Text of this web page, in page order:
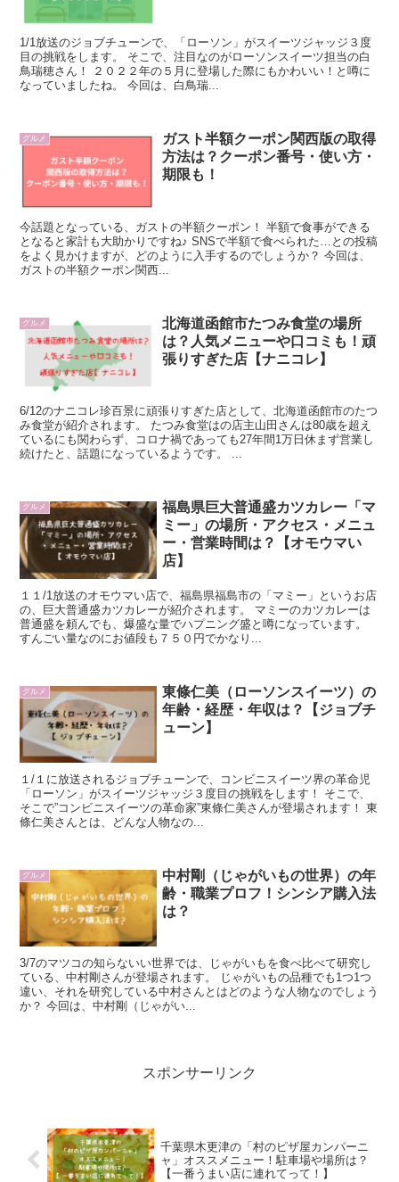
1/1放送のジョブチューンで、「ローソン」がスイーツジャッジ３度
目の挑戦をします。 そこで、注目なのがローソンスイーツ担当の白
鳥瑞穂さん！ ２０２２年の５月に登場した際にもかわいい！と噂に
なっていましたね。 今回は、白鳥瑞...
グルメ
ガスト半額クーポン関西版の取得
方法は？クーポン番号・使い方・
期限も！
今話題となっている、ガストの半額クーポン！ 半額で食事ができる
となると家計も大助かりですね♪ SNSで半額で食べられた…との投稿
をよく見かけますが、どのように入手するのでしょうか？ 今回は、
ガストの半額クーポン関西...
グルメ
北海道函館市たつみ食堂の場所
は？人気メニューや口コミも！頑
張りすぎた店【ナニコレ】
6/12のナニコレ珍百景に頑張りすぎた店として、北海道函館市のたつ
み食堂が紹介されます。 たつみ食堂はの店主山田さんは80歳を超え
ているにも関わらず、コロナ禍であっても27年間1万日休まず営業し
続けたと、話題になっているようです。 ...
グルメ
福島県巨大普通盛カツカレー「マ
ミー」の場所・アクセス・メニュ
ー・営業時間は？【オモウマい
店】
１１/1放送のオモウマい店で、福島県福島市の「マミー」というお店
の、巨大普通盛カツカレーが紹介されます。 マミーのカツカレーは
普通盛を頼んでも、爆盛な量でハプニング盛と噂になっています。
すんごい量なのにお値段も７５０円でかなり...
グルメ
東條仁美（ローソンスイーツ）の
年齢・経歴・年収は？【ジョブチ
ューン】
１/１に放送されるジョブチューンで、コンビニスイーツ界の革命児
「ローソン」がスイーツジャッジ３度目の挑戦をします！ そこで、
そこで”コンビニスイーツの革命家”東條仁美さんが登場されます！ 東
條仁美さんとは、どんな人物なの...
グルメ
中村剛（じゃがいもの世界）の年
齢・職業プロフ！シンシア購入法
は？
3/7のマツコの知らないい世界では、じゃがいもを食べ比べて研究し
ている、中村剛さんが登場されます。 じゃがいもの品種でも1つ1つ
違い、それを研究している中村さんとはどのような人物なのでしょう
か？ 今回は、中村剛（じゃがい...
スポンサーリンク
千葉県木更津の「村のピザ屋カンパーニ
ャ」オススメニュー！駐車場や場所は？
【一番うまい店に連れてって！】